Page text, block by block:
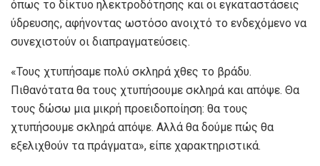
όπως το δίκτυο ηλεκτροδότησης και οι εγκαταστάσεις
ύδρευσης, αφήνοντας ωστόσο ανοιχτό το ενδεχόμενο να
συνεχιστούν οι διαπραγματεύσεις.
«Τους χτυπήσαμε πολύ σκληρά χθες το βράδυ.
Πιθανότατα θα τους χτυπήσουμε σκληρά και απόψε. Θα
τους δώσω μια μικρή προειδοποίηση: θα τους
χτυπήσουμε σκληρά απόψε. Αλλά θα δούμε πώς θα
εξελιχθούν τα πράγματα», είπε χαρακτηριστικά.